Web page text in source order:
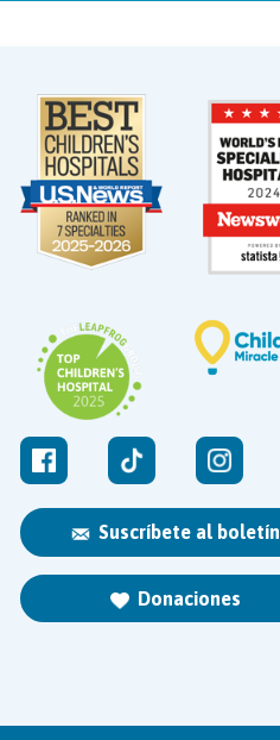
Suscríbete al boletín
Donaciones